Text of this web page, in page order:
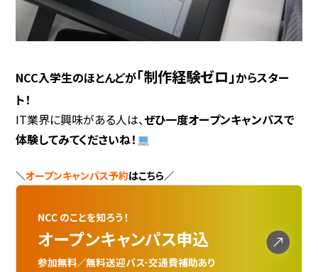
NCC入学生のほとんどが「制作経験ゼロ」からスター
ト！
IT業界に興味がある人は、ぜひ一度オープンキャンパスで
体験してみてくださいね！
＼オープンキャンパス予約はこちら／